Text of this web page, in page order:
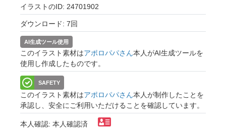
イラストのID: 24701902
ダウンロード: 7回
AI生成ツール使用
このイラスト素材はアポロパパさん本人がAI生成ツールを
使用し作成したものです。
SAFETY
このイラスト素材はアポロパパさん本人が制作したことを
承認し、安全にご利用いただけることを確認しています。
本人確認: 本人確認済